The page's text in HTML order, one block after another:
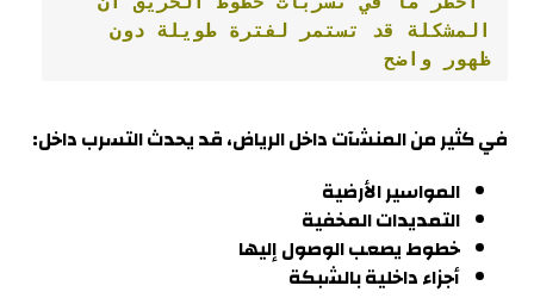
ظهور واضح
في كثير من المنشآت داخل الرياض، قد يحدث التسرب داخل:
المواسير الأرضية
التمديدات المخفية
خطوط يصعب الوصول إليها
أجزاء داخلية بالشبكة